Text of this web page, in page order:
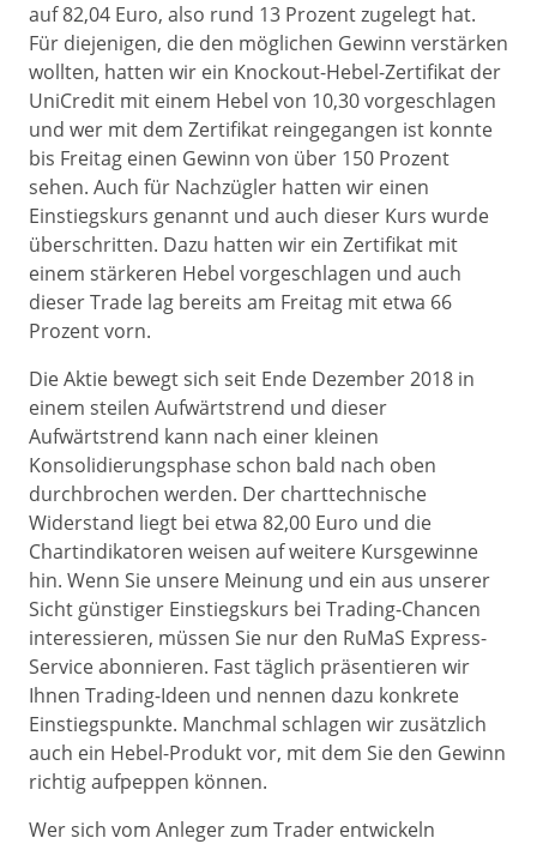
auf 82,04 Euro, also rund 13 Prozent zugelegt hat.
Für diejenigen, die den möglichen Gewinn verstärken
wollten, hatten wir ein Knockout-Hebel-Zertifikat der
UniCredit mit einem Hebel von 10,30 vorgeschlagen
und wer mit dem Zertifikat reingegangen ist konnte
bis Freitag einen Gewinn von über 150 Prozent
sehen. Auch für Nachzügler hatten wir einen
Einstiegskurs genannt und auch dieser Kurs wurde
überschritten. Dazu hatten wir ein Zertifikat mit
einem stärkeren Hebel vorgeschlagen und auch
dieser Trade lag bereits am Freitag mit etwa 66
Prozent vorn.
Die Aktie bewegt sich seit Ende Dezember 2018 in
einem steilen Aufwärtstrend und dieser
Aufwärtstrend kann nach einer kleinen
Konsolidierungsphase schon bald nach oben
durchbrochen werden. Der charttechnische
Widerstand liegt bei etwa 82,00 Euro und die
Chartindikatoren weisen auf weitere Kursgewinne
hin. Wenn Sie unsere Meinung und ein aus unserer
Sicht günstiger Einstiegskurs bei Trading-Chancen
interessieren, müssen Sie nur den RuMaS Express-
Service abonnieren. Fast täglich präsentieren wir
Ihnen Trading-Ideen und nennen dazu konkrete
Einstiegspunkte. Manchmal schlagen wir zusätzlich
auch ein Hebel-Produkt vor, mit dem Sie den Gewinn
richtig aufpeppen können.
Wer sich vom Anleger zum Trader entwickeln